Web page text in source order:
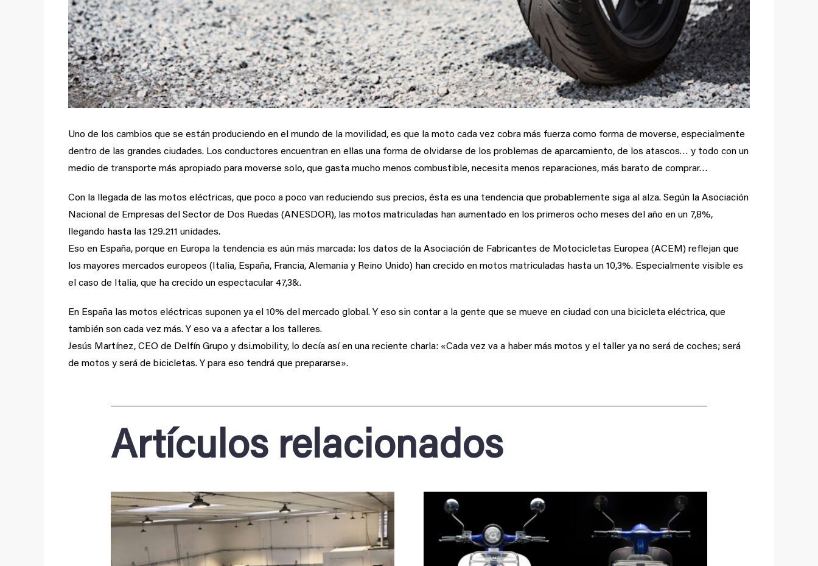
Uno de los cambios que se están produciendo en el mundo de la movilidad, es que la moto cada vez cobra más fuerza como forma de moverse, especialmente
dentro de las grandes ciudades. Los conductores encuentran en ellas una forma de olvidarse de los problemas de aparcamiento, de los atascos… y todo con un
medio de transporte más apropiado para moverse solo, que gasta mucho menos combustible, necesita menos reparaciones, más barato de comprar…
Con la llegada de las motos eléctricas, que poco a poco van reduciendo sus precios, ésta es una tendencia que probablemente siga al alza. Según la Asociación
Nacional de Empresas del Sector de Dos Ruedas (ANESDOR), las motos matriculadas han aumentado en los primeros ocho meses del año en un 7,8%,
llegando hasta las 129.211 unidades.
Eso en España, porque en Europa la tendencia es aún más marcada: los datos de la Asociación de Fabricantes de Motocicletas Europea (ACEM) reflejan que
los mayores mercados europeos (Italia, España, Francia, Alemania y Reino Unido) han crecido en motos matriculadas hasta un 10,3%. Especialmente visible es
el caso de Italia, que ha crecido un espectacular 47,3&.
En España las motos eléctricas suponen ya el 10% del mercado global. Y eso sin contar a la gente que se mueve en ciudad con una bicicleta eléctrica, que
también son cada vez más. Y eso va a afectar a los talleres.
Jesús Martínez, CEO de Delfín Grupo y dsi.mobility, lo decía así en una reciente charla: «Cada vez va a haber más motos y el taller ya no será de coches; será
de motos y será de bicicletas. Y para eso tendrá que prepararse».
Artículos relacionados